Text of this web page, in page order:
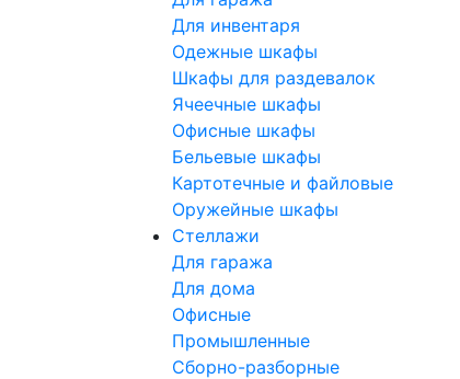
Для инвентаря
Одежные шкафы
Шкафы для раздевалок
Ячеечные шкафы
Офисные шкафы
Бельевые шкафы
Картотечные и файловые
Оружейные шкафы
Стеллажи
Для гаража
Для дома
Офисные
Промышленные
Сборно-разборные